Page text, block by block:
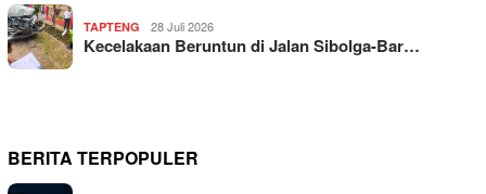
TAPTENG 28 Juli 2026
Kecelakaan Beruntun di Jalan Sibolga-Bar…
BERITA TERPOPULER